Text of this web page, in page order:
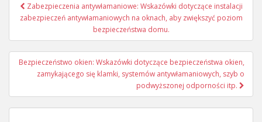
wpisu
Zabezpieczenia antywłamaniowe: Wskazówki dotyczące instalacji
zabezpieczeń antywłamaniowych na oknach, aby zwiększyć poziom
bezpieczeństwa domu.
Bezpieczeństwo okien: Wskazówki dotyczące bezpieczeństwa okien,
zamykającego się klamki, systemów antywłamaniowych, szyb o
podwyższonej odporności itp.